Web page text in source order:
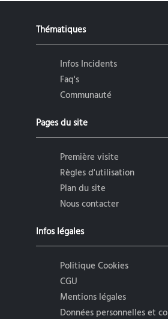
Thématiques
Infos Incidents
Faq's
Communauté
Pages du site
Première visite
Règles d'utilisation
Plan du site
Nous contacter
Infos légales
Politique Cookies
CGU
Mentions légales
Données personnelles et